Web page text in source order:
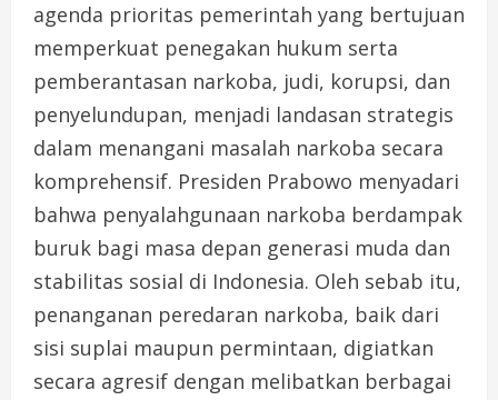
agenda prioritas pemerintah yang bertujuan
memperkuat penegakan hukum serta
pemberantasan narkoba, judi, korupsi, dan
penyelundupan, menjadi landasan strategis
dalam menangani masalah narkoba secara
komprehensif. Presiden Prabowo menyadari
bahwa penyalahgunaan narkoba berdampak
buruk bagi masa depan generasi muda dan
stabilitas sosial di Indonesia. Oleh sebab itu,
penanganan peredaran narkoba, baik dari
sisi suplai maupun permintaan, digiatkan
secara agresif dengan melibatkan berbagai